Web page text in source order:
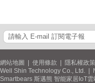
網站地圖 使用條款 隱私權政策
Well Shin Technology Co., Ltd. |
Smartbears 斯邁熊 智能家居IoT